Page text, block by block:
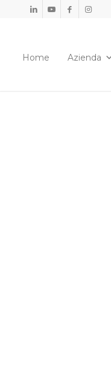
Home Azienda